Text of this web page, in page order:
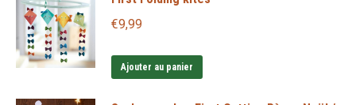
€9,99
Ajouter au panier